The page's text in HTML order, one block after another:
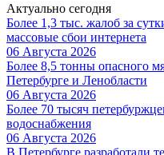
Актуально сегодня
Более 1,3 тыс. жалоб за
массовые сбои интернета
06 Августа 2026
Более 8,5 тонны опасного
Петербурге и Ленобласти
06 Августа 2026
Более 70 тысяч
водоснабжения
06 Августа 2026
В Петербурге разработали